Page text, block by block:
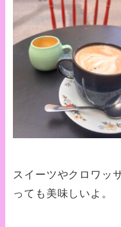
スイーツやクロワッ
っても美味しいよ。